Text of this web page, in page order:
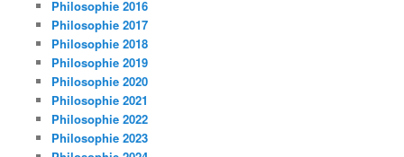
Philosophie 2016
Philosophie 2017
Philosophie 2018
Philosophie 2019
Philosophie 2020
Philosophie 2021
Philosophie 2022
Philosophie 2023